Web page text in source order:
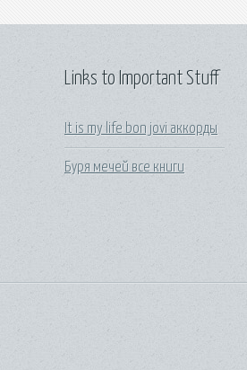
Links to Important Stuff
It is my life bon jovi аккорды
Буря мечей все книги